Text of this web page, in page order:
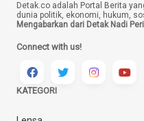
Detak.co adalah Portal Berita
dunia politik, ekonomi, hukum,
Mengabarkan dari Detak Nadi
Connect with us!
KATEGORI